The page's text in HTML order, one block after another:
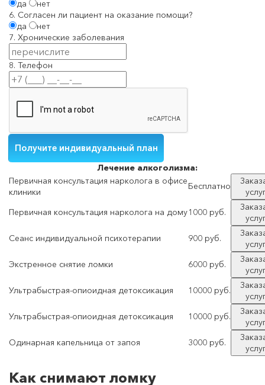
да
нет
6. Согласен ли пациент на оказание помощи?
да
нет
7. Хронические заболевания
8. Телефон
Лечение алкоголизма:
Первичная консультация нарколога в офисе
клиники
Бесплатно
Первичная консультация нарколога на дому1000 руб.
Сеанс индивидуальной психотерапии
900 руб.
Экстренное снятие ломки
6000 руб.
Ультрабыстрая-опиоидная детоксикация
10000 руб.
Ультрабыстрая-опиоидная детоксикация
10000 руб.
Одинарная капельница от запоя
3000 руб.
Как снимают ломку